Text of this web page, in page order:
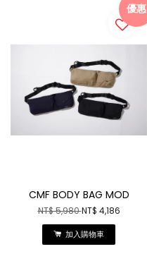
優惠
CMF BODY BAG MOD
NT$ 5,980NT$ 4,186
加入購物車